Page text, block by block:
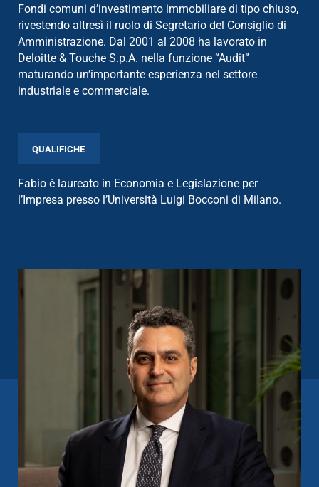
Fondi comuni d’investimento immobiliare di tipo chiuso,
rivestendo altresì il ruolo di Segretario del Consiglio di
Amministrazione. Dal 2001 al 2008 ha lavorato in
Deloitte & Touche S.p.A. nella funzione “Audit”
maturando un’importante esperienza nel settore
industriale e commerciale.
QUALIFICHE
Fabio è laureato in Economia e Legislazione per
l’Impresa presso l’Università Luigi Bocconi di Milano.